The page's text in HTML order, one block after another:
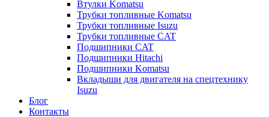
Втулки Komatsu
Трубки топливные Komatsu
Трубки топливные Isuzu
Трубки топливные CAT
Подшипники CAT
Подшипники Hitachi
Подшипники Komatsu
Вкладыши для двигателя на спецтехнику
Isuzu
Блог
Контакты